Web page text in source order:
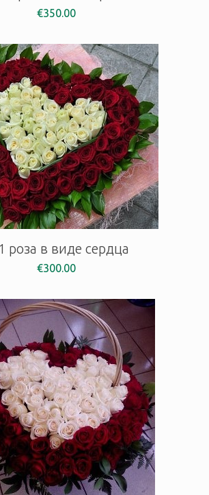
€350.00
роза в виде сердца
€300.00